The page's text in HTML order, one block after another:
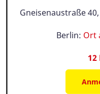
Gneisenaustraße
Berlin: Ort
12